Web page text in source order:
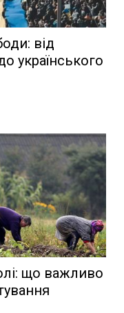
від
українського
що важливо